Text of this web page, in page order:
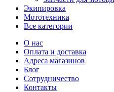
Экипировка
Мототехника
Все категории
О нас
Оплата и доставка
Адреса магазинов
Блог
Сотрудничество
Контакты